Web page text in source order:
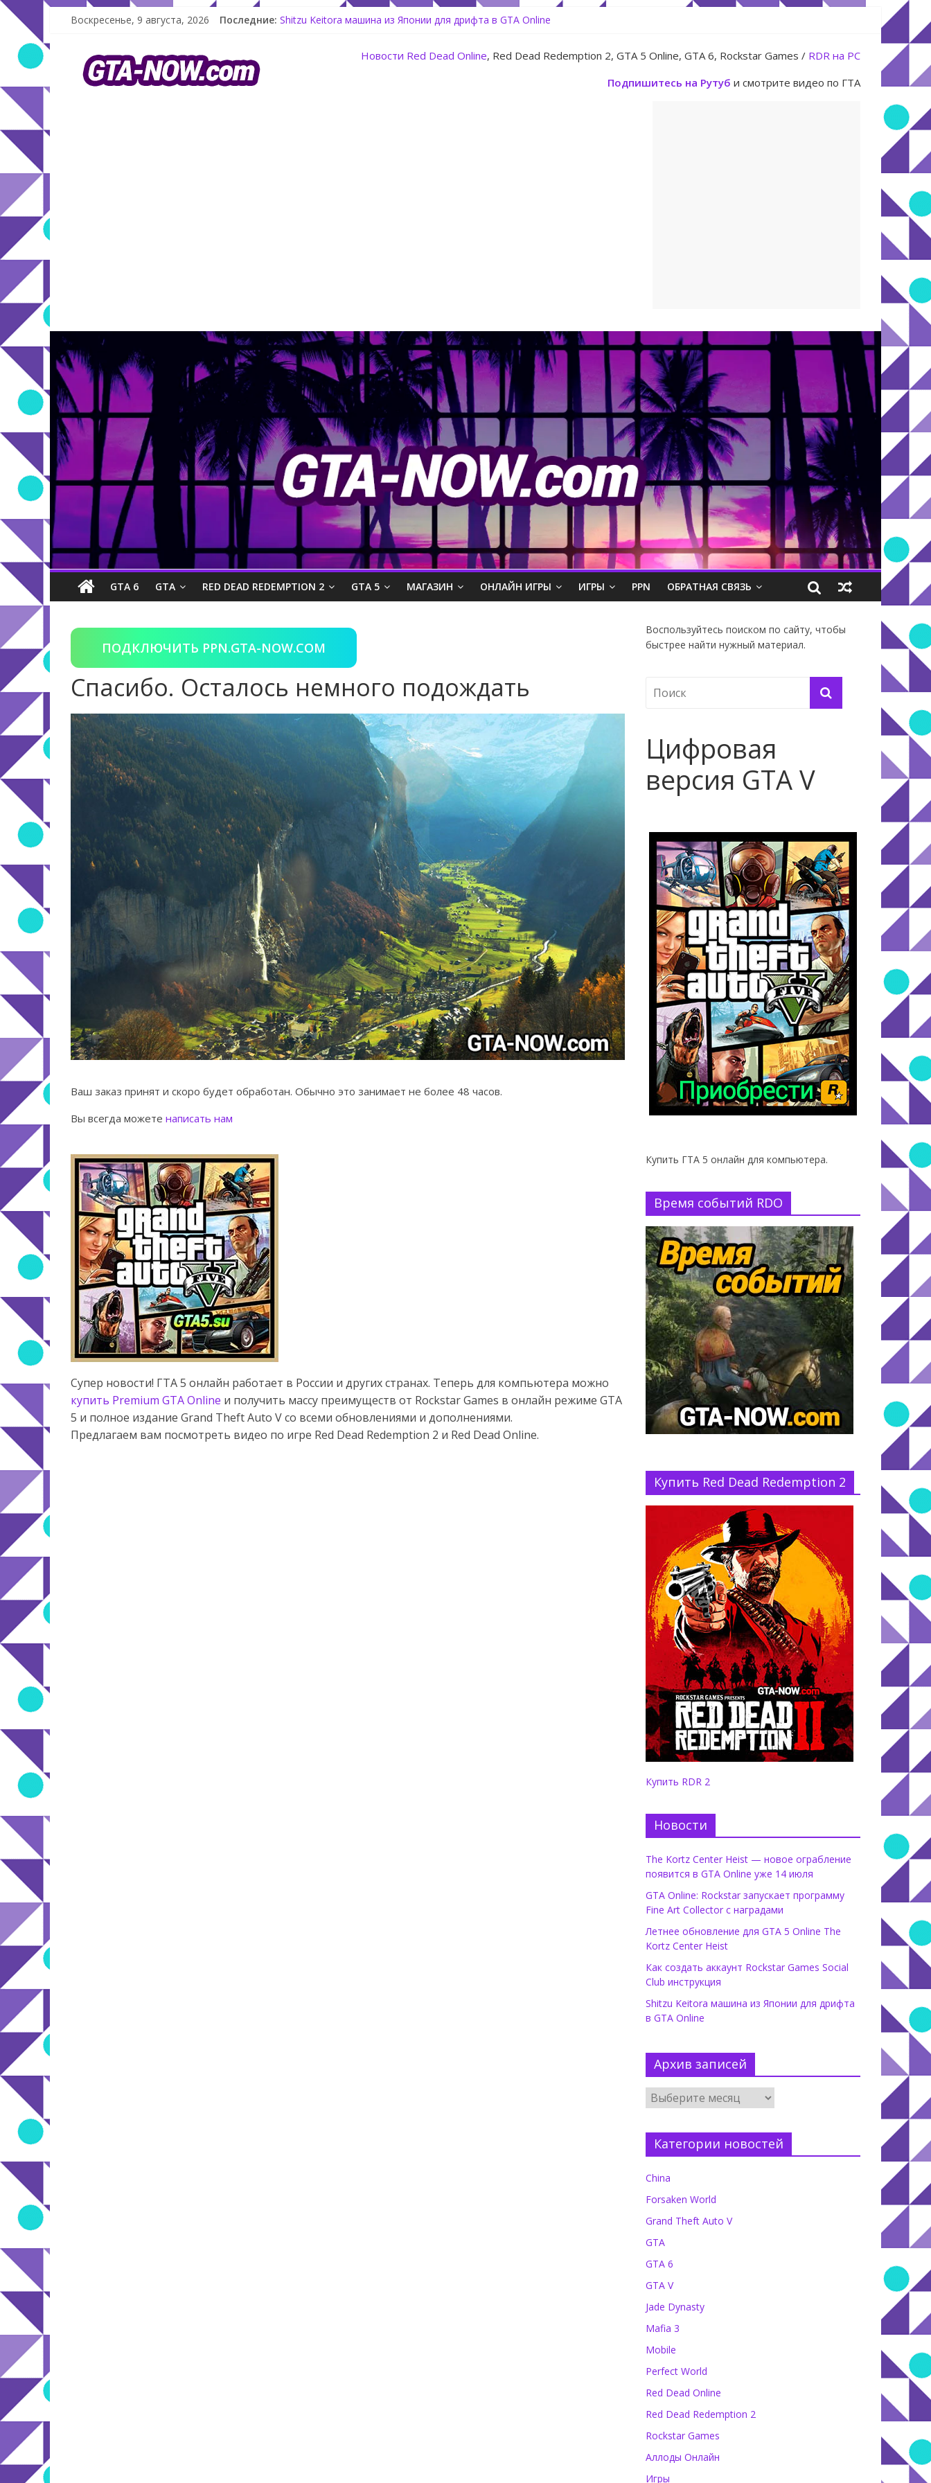
Воскресенье, 9 августа, 2026 Последние: Shitzu Keitora машина из Японии для дрифта в GTA Online
GTA Online: Rockstar запускает программу Fine Art Collector с наградами
Летнее обновление для GTA 5 Online The Kortz Center Heist
Новости Red Dead Online, Red Dead Redemption 2, GTA 5 Online, GTA 6, Rockstar Games / RDR на PC
Подпишитесь на Рутуб и смотрите видео по ГТА
GTA 6 GTA RED DEAD REDEMPTION 2 GTA 5 МАГАЗИН ОНЛАЙН ИГРЫ ИГРЫ PPN ОБРАТНАЯ СВЯЗЬ
ПОДКЛЮЧИТЬ PPN.GTA-NOW.COM
Спасибо. Осталось немного подождать
Ваш заказ принят и скоро будет обработан. Обычно это занимает не более 48 часов.
Вы всегда можете написать нам
Супер новости! ГТА 5 онлайн работает в России и других странах. Теперь для компьютера можно
купить Premium GTA Online и получить массу преимуществ от Rockstar Games в онлайн режиме GTA
5 и полное издание Grand Theft Auto V со всеми обновлениями и дополнениями.
Предлагаем вам посмотреть видео по игре Red Dead Redemption 2 и Red Dead Online.
Воспользуйтесь поиском по сайту, чтобы
быстрее найти нужный материал.
Цифровая
версия GTA V
Купить ГТА 5 онлайн для компьютера.
Время событий RDO
Купить Red Dead Redemption 2
Купить RDR 2
Новости
The Kortz Center Heist — новое ограбление
появится в GTA Online уже 14 июля
GTA Online: Rockstar запускает программу
Fine Art Collector с наградами
Летнее обновление для GTA 5 Online The
Kortz Center Heist
Как создать аккаунт Rockstar Games Social
Club инструкция
Shitzu Keitora машина из Японии для дрифта
в GTA Online
Архив записей
Категории новостей
China
Forsaken World
Grand Theft Auto V
GTA
GTA 6
GTA V
Jade Dynasty
Mafia 3
Mobile
Perfect World
Red Dead Online
Red Dead Redemption 2
Rockstar Games
Аллоды Онлайн
Игры